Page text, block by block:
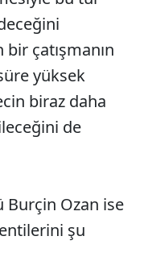
bir çatışmanın
yüksek
biraz daha
de
Burçin Ozan ise
şu